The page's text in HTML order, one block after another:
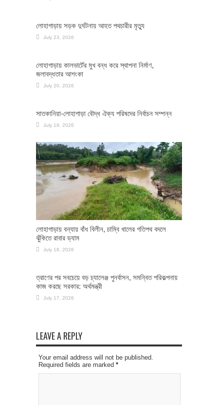
লোহাগাড়ায় সড়ক দুর্ঘটনায় আহত পথচারীর মৃত্যু
July 23, 2026
লোহাগাড়ায় কালভার্টের মুখ বন্ধ করে স্থাপনা নির্মাণ,
জলাবদ্ধতার আশংকা
July 20, 2026
সাতকানিয়া-লোহাগাড়া বৌদ্ধ ঐক্য পরিষদের নির্বাচন সম্পন্ন
July 19, 2026
লোহাগাড়ায় বন্যায় বাঁধ বিলীন, চাম্বি খালের গতিপথ বদলে
ঝুঁকিতে রাবার ড্যাম
July 18, 2026
ত্রাণের পর সবচেয়ে বড় চ্যালেঞ্জ পুনর্বাসন, সমন্বিত পরিকল্পনায়
কাজ করছে সরকার: অর্থমন্ত্রী
July 17, 2026
LEAVE A REPLY
Your email address will not be published.
Required fields are marked *